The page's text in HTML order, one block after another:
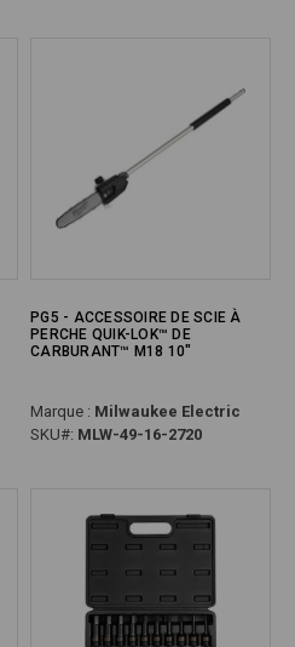
PG5 - ACCESSOIRE DE SCIE À
PERCHE QUIK-LOK™ DE
CARBURANT™ M18 10"
Marque : Milwaukee Electric
SKU#: MLW-49-16-2720